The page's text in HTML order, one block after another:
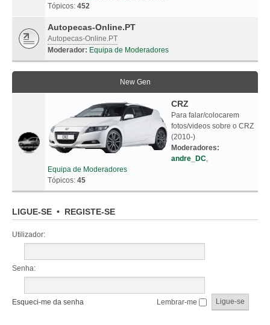
Tópicos: 452
Autopecas-Online.PT
Autopecas-Online.PT
Moderador: Equipa de Moderadores
New Gen
CRZ
Para falar/colocarem
fotos/videos sobre o CRZ
(2010-)
Moderadores:
andre_DC,
Equipa de Moderadores
Tópicos: 45
LIGUE-SE • REGISTE-SE
Utilizador:
Senha:
Esqueci-me da senha Lembrar-me